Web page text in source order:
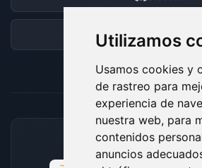
Utilizamos
Usamos cookies y
de rastreo para
experiencia de
nuestra web, para
contenidos
anuncios
Foro
MÉTODOS DE PAGO